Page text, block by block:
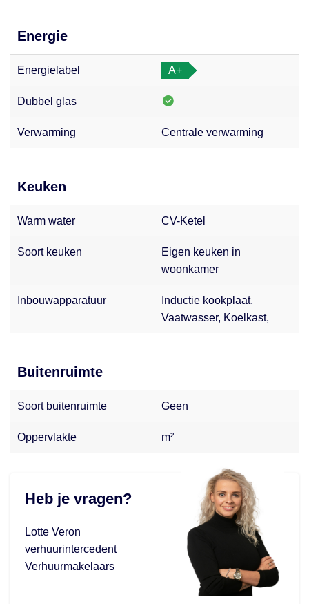
Energie
Energielabel A+
Dubbel glas
Verwarming Centrale verwarming
Keuken
Warm water CV-Ketel
Soort keuken
Eigen keuken in
woonkamer
Inbouwapparatuur
Inductie kookplaat,
Vaatwasser, Koelkast,
Buitenruimte
Soort buitenruimte Geen
Oppervlakte m²
Heb je vragen?
Lotte Veron
verhuurintercedent
Verhuurmakelaars